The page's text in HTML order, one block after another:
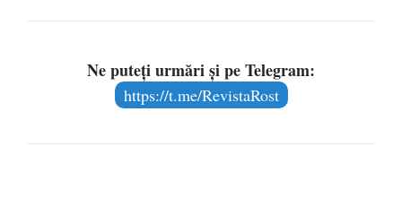
Ne puteți urmări și pe Telegram:
https://t.me/RevistaRost